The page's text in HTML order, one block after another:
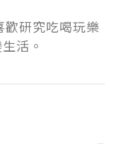
研究吃喝玩樂
活。